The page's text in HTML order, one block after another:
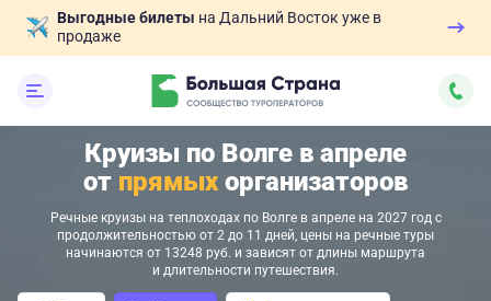
Выгодные билеты на Дальний Восток уже в
продаже
Круизы по Волге в апреле
от прямых организаторов
Речные круизы на теплоходах по Волге в апреле на 2027 год с
продолжительностью от 2 до 11 дней, цены на речные туры
начинаются от 13248 руб. и зависят от длины маршрута
и длительности путешествия.